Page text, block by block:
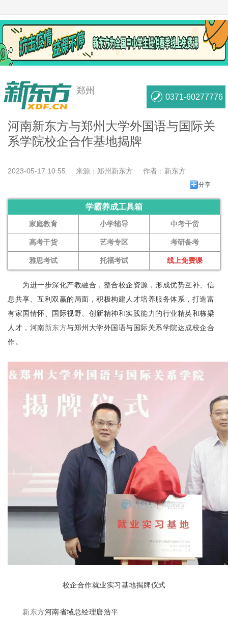
郑州
0371-60277776
河南新东方与郑州大学外国语与国际关
系学院校企合作基地揭牌
2023-05-17 10:55 来源： 郑州新东方 作者： 新东方
分享
学霸养成工具箱
家庭教育 小学辅导 中考干货
高考干货 艺考专区 考研备考
雅思考试 托福考试 线上免费课
为进一步深化产教融合，整合校企资源，形成优势互补、信
息共享、互利双赢的局面，积极构建人才培养服务体系，打造富
有家国情怀、国际视野、创新精神和实践能力的行业精英和栋梁
人才，河南新东方与郑州大学外国语与国际关系学院达成校企合
作。
校企合作就业实习基地揭牌仪式
新东方河南省域总经理唐浩平